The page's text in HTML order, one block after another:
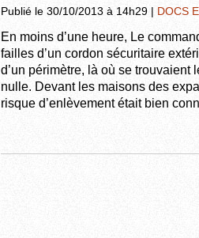
Publié le 30/10/2013 à 14h29 | DOCS
En moins d’une heure, Le
failles d’un cordon sécuritaire
d’un périmètre, là où se
nulle. Devant les maisons des
risque d’enlèvement était bien